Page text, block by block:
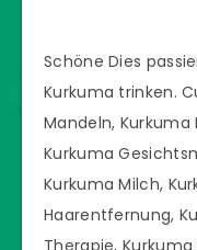
Schöne Dies
Kurkuma trinken.
Mandeln, Kurkuma
Kurkuma
Kurkuma Milch,
Haarentfernung,
Therapie,